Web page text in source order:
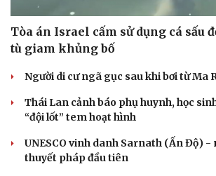
Cải chính
Tòa án Israel cấm sử dụng cá sấu
tù giam khủng bố
Người di cư ngã gục sau khi bơi từ Ma
Thái Lan cảnh báo phụ huynh, học
“đội lốt” tem hoạt hình
UNESCO vinh danh Sarnath (Ấn Độ) -
thuyết pháp đầu tiên